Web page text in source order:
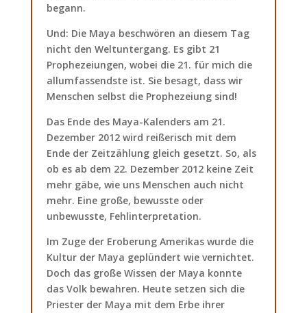
begann.
Und: Die Maya beschwören an diesem Tag
nicht den Weltuntergang. Es gibt 21
Prophezeiungen, wobei die 21. für mich die
allumfassendste ist. Sie besagt, dass wir
Menschen selbst die Prophezeiung sind!
Das Ende des Maya-Kalenders am 21.
Dezember 2012 wird reißerisch mit dem
Ende der Zeitzählung gleich gesetzt. So, als
ob es ab dem 22. Dezember 2012 keine Zeit
mehr gäbe, wie uns Menschen auch nicht
mehr. Eine große, bewusste oder
unbewusste, Fehlinterpretation.
Im Zuge der Eroberung Amerikas wurde die
Kultur der Maya geplündert wie vernichtet.
Doch das große Wissen der Maya konnte
das Volk bewahren. Heute setzen sich die
Priester der Maya mit dem Erbe ihrer